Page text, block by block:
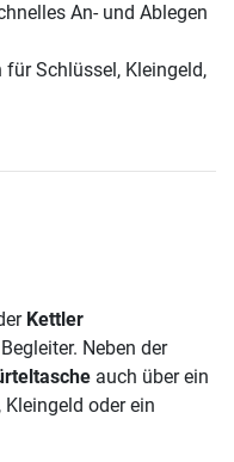
An- und Ablegen
Schlüssel, Kleingeld,
Kettler
Neben der
auch über ein
oder ein